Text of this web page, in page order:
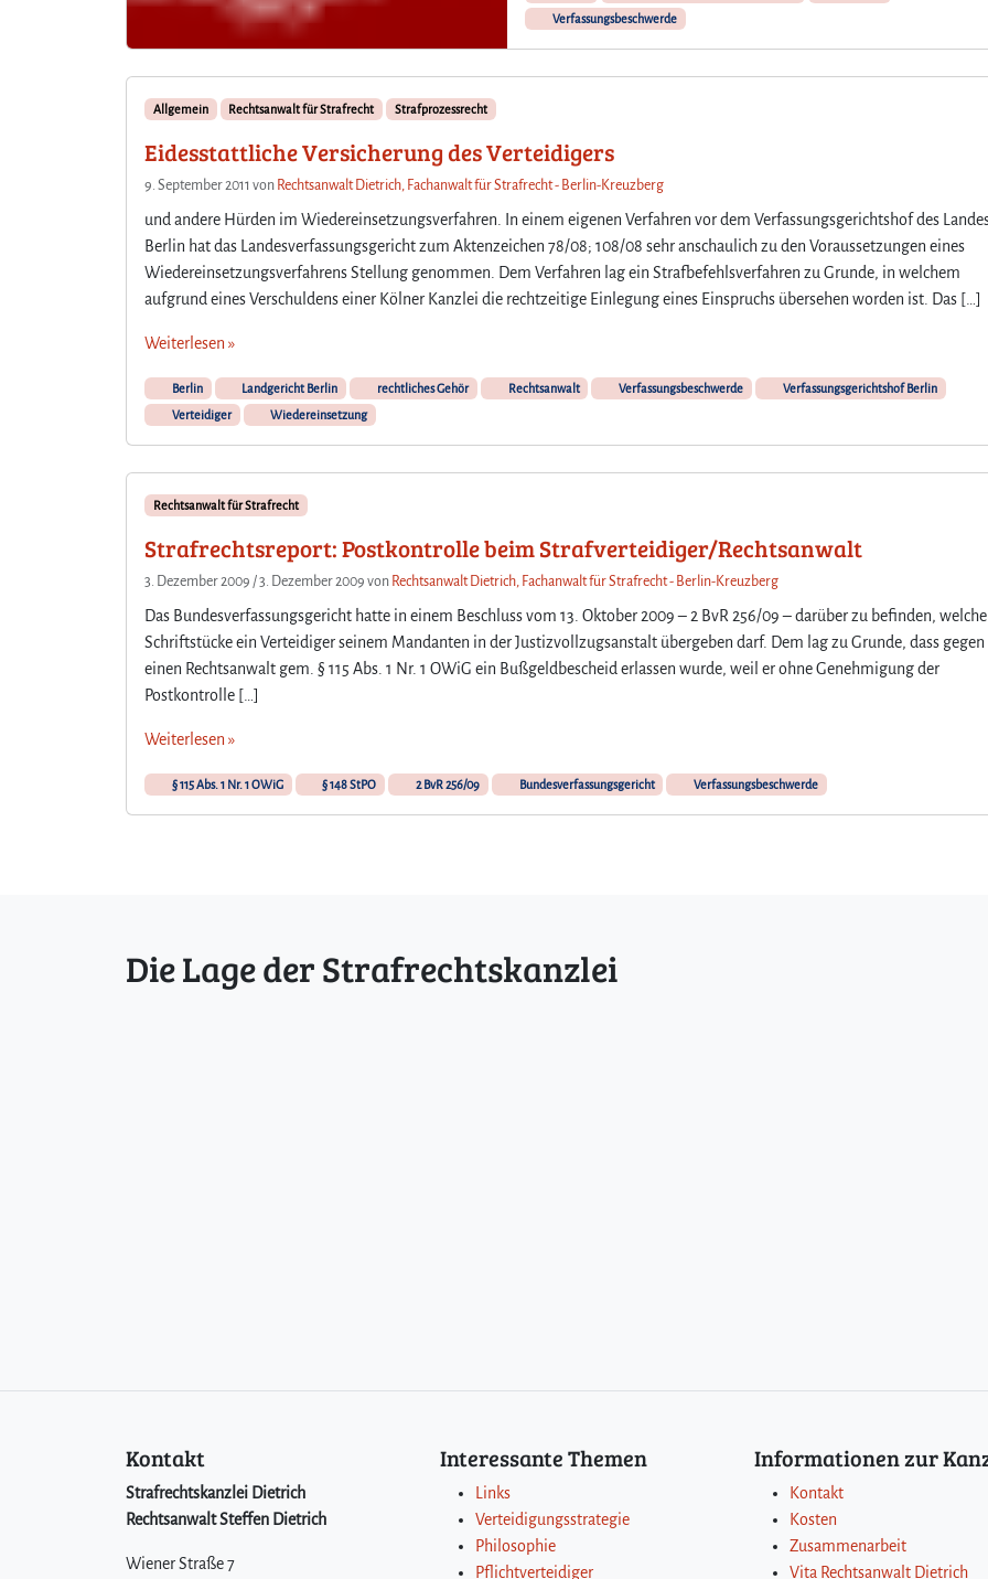
Verfassungsbeschwerde
Allgemein Rechtsanwalt für Strafrecht Strafprozessrecht
Eidesstattliche Versicherung des Verteidigers
9. September 2011 von Rechtsanwalt Dietrich, Fachanwalt für Strafrecht - Berlin-Kreuzberg
und andere Hürden im Wiedereinsetzungsverfahren. In einem eigenen Verfahren vor dem Verfassungsgerichtshof des
Berlin hat das Landesverfassungsgericht zum Aktenzeichen 78/08; 108/08 sehr anschaulich zu den Voraussetzungen eines
Wiedereinsetzungsverfahrens Stellung genommen. Dem Verfahren lag ein Strafbefehlsverfahren zu Grunde, in welchem
aufgrund eines Verschuldens einer Kölner Kanzlei die rechtzeitige Einlegung eines Einspruchs übersehen worden ist. Das […]
Weiterlesen »
Berlin Landgericht Berlin rechtliches Gehör Rechtsanwalt Verfassungsbeschwerde
Verfassungsgerichtshof Berlin
Verteidiger
Wiedereinsetzung
Rechtsanwalt für Strafrecht
Strafrechtsreport: Postkontrolle beim Strafverteidiger/Rechtsanwalt
3. Dezember 2009 /3. Dezember 2009 von Rechtsanwalt Dietrich, Fachanwalt für Strafrecht - Berlin-Kreuzberg
Das Bundesverfassungsgericht hatte in einem Beschluss vom 13. Oktober 2009 – 2 BvR 256/09 – darüber zu befinden, welche
Schriftstücke ein Verteidiger seinem Mandanten in der Justizvollzugsanstalt übergeben darf. Dem lag zu Grunde, dass gegen
einen Rechtsanwalt gem. § 115 Abs. 1 Nr. 1 OWiG ein Bußgeldbescheid erlassen wurde, weil er ohne Genehmigung der
Postkontrolle […]
Weiterlesen »
§ 115 Abs. 1 Nr. 1 OWiG § 148 StPO 2 BvR 256/09 Bundesverfassungsgericht Verfassungsbeschwerde
Die Lage der Strafrechtskanzlei
Kontakt
Strafrechtskanzlei Dietrich
Rechtsanwalt Steffen Dietrich
Wiener Straße 7
Interessante Themen
Links
Verteidigungsstrategie
Philosophie
Pflichtverteidiger
Informationen zur
Kontakt
Kosten
Zusammenarbeit
Vita Rechtsanwalt Dietrich